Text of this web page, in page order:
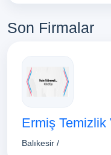
Son Firmalar
Ermiş
Balıkesir /